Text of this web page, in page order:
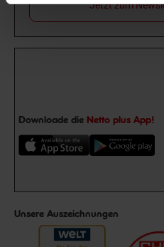
Jetzt zum
Downloade die Netto plus App!
Unsere Auszeichnungen